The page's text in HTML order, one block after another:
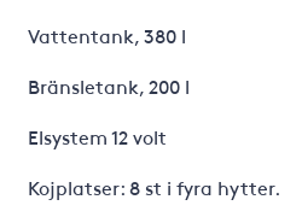
Vattentank, 380 l
Bränsletank, 200 l
Elsystem 12 volt
Kojplatser: 8 st i fyra hytter.